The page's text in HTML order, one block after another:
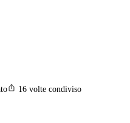
ios_share 16 volte condiviso